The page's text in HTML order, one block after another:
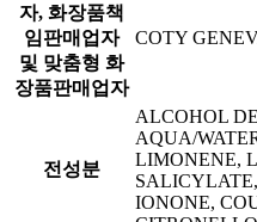
자, 화장품책
임판매업자
및 맞춤형 화
장품판매업자
COTY
전성분
ALCOHOL
AQUA/
LIMONENE,
IONONE,